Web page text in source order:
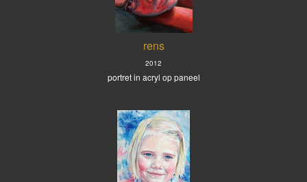
rens
2012
portret in acryl op paneel